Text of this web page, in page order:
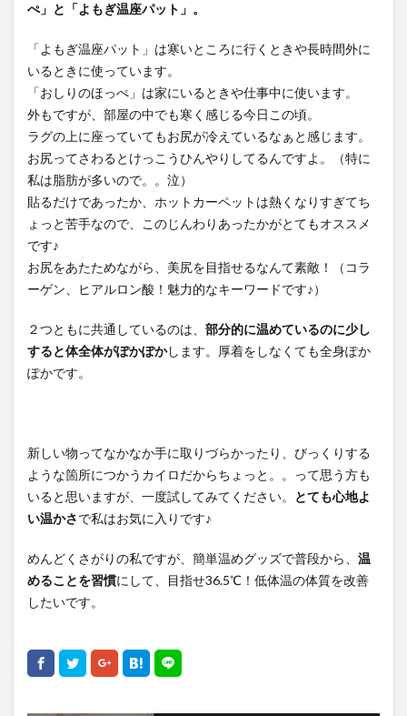
ぺ」と「よもぎ温座パット」。
「よもぎ温座パット」は寒いところに行くときや長時間外に
いるときに使っています。
「おしりのほっぺ」は家にいるときや仕事中に使います。
外もですが、部屋の中でも寒く感じる今日この頃。
ラグの上に座っていてもお尻が冷えているなぁと感じます。
お尻ってさわるとけっこうひんやりしてるんですよ。（特に
私は脂肪が多いので。。泣）
貼るだけであったか、ホットカーペットは熱くなりすぎてち
ょっと苦手なので、このじんわりあったかがとてもオススメ
です♪
お尻をあたためながら、美尻を目指せるなんて素敵！（コラ
ーゲン、ヒアルロン酸！魅力的なキーワードです♪）
２つともに共通しているのは、 部分的に温めているのに少し
すると体全体がぽかぽかします。厚着をしなくても全身ぽか
ぽかです。
新しい物ってなかなか手に取りづらかったり、びっくりする
ような箇所につかうカイロだからちょっと。。って思う方も
いると思いますが、一度試してみてください。
とても心地よ
い温かさで私はお気に入りです♪
めんどくさがりの私ですが、簡単温めグッズで普段から、 温
めることを習慣にして、目指せ36.5℃！低体温の体質を改善
したいです。